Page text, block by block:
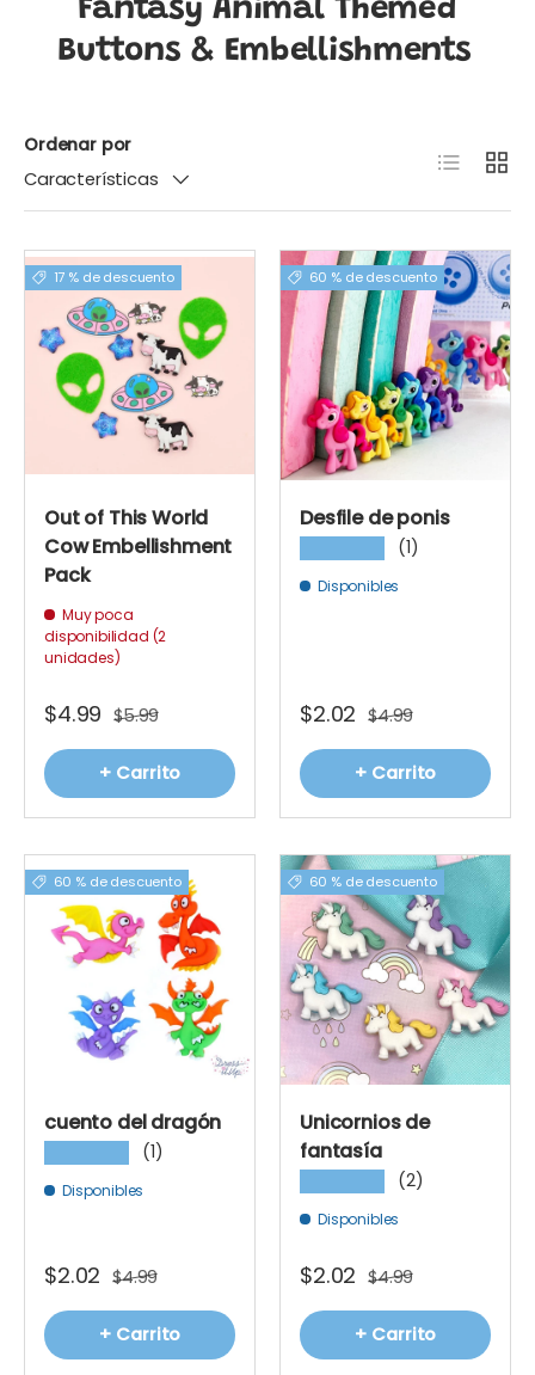
Fantasy Animal Themed
Buttons & Embellishments
Ordenar por
Características
Lista
17 % de descuento
Out of This World
Cow Embellishment
Pack
Muy poca
disponibilidad (2
unidades)
$4.99 $5.99
+ Carrito
60 % de descuento
Desfile de ponis
(1)
Disponibles
$2.02 $4.99
+ Carrito
60 % de descuento
cuento del dragón
(1)
Disponibles
$2.02 $4.99
+ Carrito
60 % de descuento
Unicornios de
fantasía
(2)
Disponibles
$2.02 $4.99
+ Carrito